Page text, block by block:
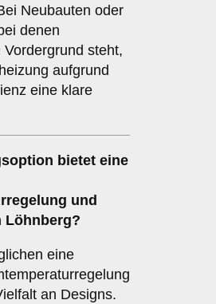
Neubauten oder
denen
steht,
aufgrund
eine klare
bietet eine
und
Löhnberg?
eine
an Designs.